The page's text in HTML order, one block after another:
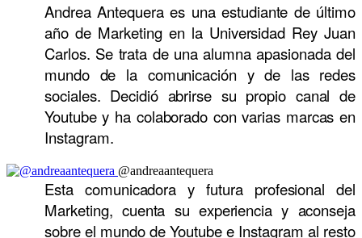
Andrea Antequera es una estudiante de último
año de Marketing en la Universidad Rey Juan
Carlos. Se trata de una alumna apasionada del
mundo de la comunicación y de las redes
sociales. Decidió abrirse su propio canal de
Youtube y ha colaborado con varias marcas en
Instagram.
@andreaantequera
Esta comunicadora y futura profesional del
Marketing, cuenta su experiencia y aconseja
sobre el mundo de Youtube e Instagram al resto